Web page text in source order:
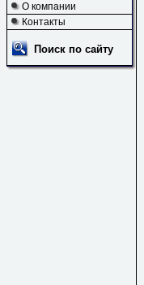
О компании
Контакты
Поиск по сайту